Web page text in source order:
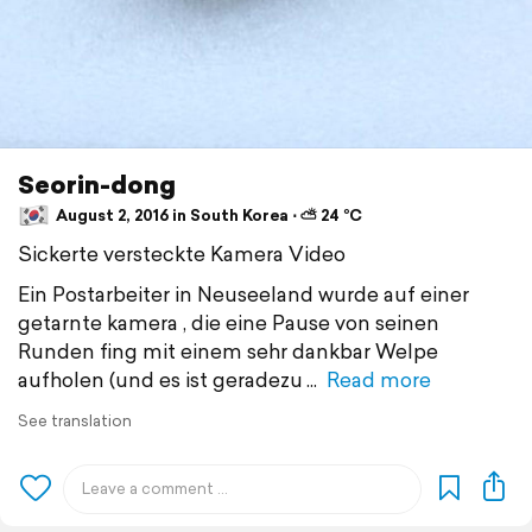
Seorin-dong
August 2, 2016 in South Korea ⋅ ⛅ 24 °C
Sickerte versteckte Kamera Video
Ein Postarbeiter in Neuseeland wurde auf einer
getarnte kamera , die eine Pause von seinen
Runden fing mit einem sehr dankbar Welpe
aufholen (und es ist geradezu
Read more
See translation